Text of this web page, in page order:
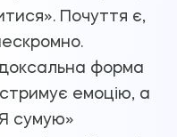
Почуття є,
форма
емоцію, а
сумую»